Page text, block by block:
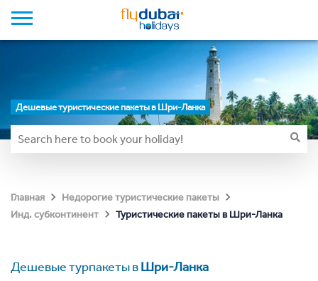
Дешевые туристические пакеты в Шри-Ланка
Главная
Недорогие туристические пакеты
Инд. субконтинент
Туристические пакеты в Шри-Ланка
Дешевые турпакеты вШри-Ланка